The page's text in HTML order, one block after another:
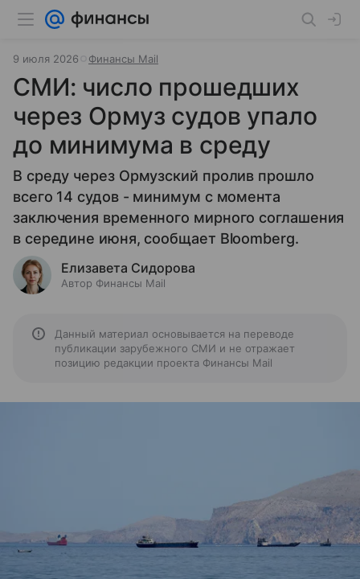
9 июля 2026 Финансы Mail
СМИ: число прошедших
через Ормуз судов упало
до минимума в среду
В среду через Ормузский пролив прошло
всего 14 судов - минимум с момента
заключения временного мирного соглашения
в середине июня, сообщает Bloomberg.
Елизавета Сидорова
Автор Финансы Mail
Данный материал основывается на переводе
публикации зарубежного СМИ и не отражает
позицию редакции проекта Финансы Mail